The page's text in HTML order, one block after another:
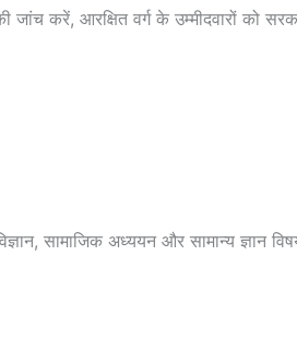
करें, आरक्षित वर्ग के उम्मीदवारों को
सामाजिक अध्ययन और सामान्य ज्ञान